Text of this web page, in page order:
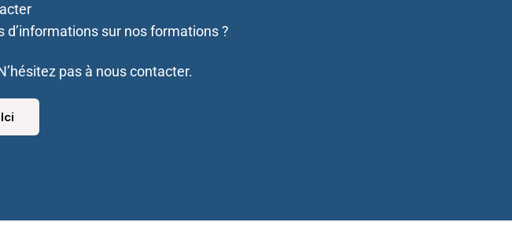
d’informations sur nos formations ?
pas à nous contacter.